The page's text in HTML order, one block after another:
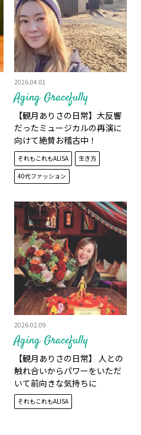
Aging Gracefully
2026.04.01
【観月ありさの日常】大反響
だったミュージカルの再演に
向けて絶賛お稽古中！
それもこれもALISA
生き方
40代ファッション
Aging Gracefully
2026.02.09
【観月ありさの日常】 人との
触れ合いからパワーをいただ
いて前向きな気持ちに
それもこれもALISA